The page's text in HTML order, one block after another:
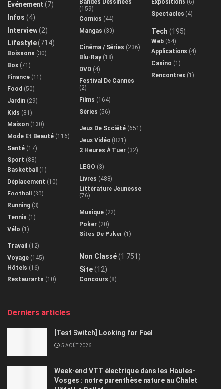
Evénement (7)
Infos (4)
Interview(2)
Lifestyle(714)
Boissons (30)
Box (71)
Finance (11)
Food (50)
Jardin (29)
Kids (81)
Maison (130)
Mode Et Beauté (116)
Santé (17)
Sport (88)
Basketball
(1)
Déplacement (10)
Football
(30)
Running (3)
Tennis (1)
Vélo (1)
Travail (12)
Voyage (145)
Hôtels (16)
Restaurants (10)
Bandes Dessinées
(159)
Comics (44)
Mangas (30)
Cinéma / Séries (236)
Blu-Ray(18)
DVD (4)
Festival De Cannes
(2)
Films (164)
Séries (56)
Jeux De Société (651)
Jeux Vidéo (821)
2 Heures À Tuer (32)
LEGO (3)
Livres (488)
Littérature Jeunesse
(76)
Musique (22)
Poker (20)
Sites De Poker (1)
Non Classé(1 751)
Site(12)
Concours (8)
Expositions (6)
Spectacles (4)
Tech (195)
Web (64)
Applications (4)
Casino (1)
Rencontres (1)
Derniers articles
[Test Switch] Looking for Fael
5 AOÛT 2026
Week-end VTT électrique dans les Hautes-
Vosges : notre parenthèse nature au Chalet